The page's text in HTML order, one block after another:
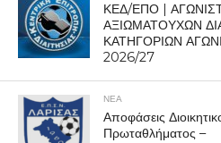
ΚΕΔ/ΕΠΟ |
ΑΞΙΩΜΑΤΟΥΧΩΝ
ΚΑΤΗΓΟΡΙΩΝ
2026/27
ΝΕΑ
Αποφάσεις
Πρωταθλήματος –